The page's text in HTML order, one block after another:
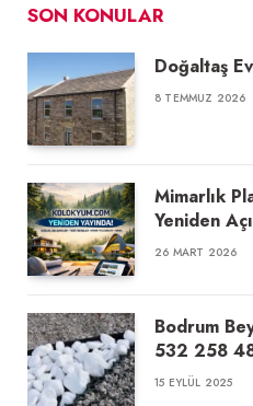
SON KONULAR
Doğaltaş
8 TEMMUZ 2026
Mimarlık
Yeniden
26 MART 2026
Bodrum
532 258
15 EYLÜL 2025